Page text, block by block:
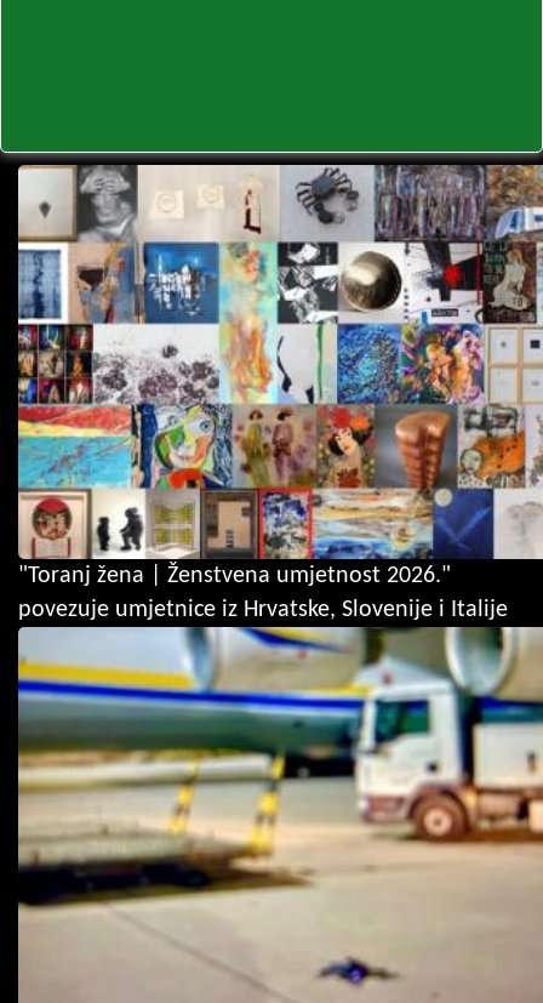
"Toranj žena | Ženstvena umjetnost 2026."
povezuje umjetnice iz Hrvatske, Slovenije i Italije